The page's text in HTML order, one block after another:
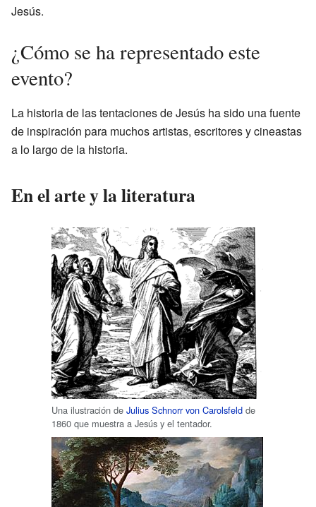
Jesús.
¿Cómo se ha representado este
evento?
La historia de las tentaciones de Jesús ha sido una fuente
de inspiración para muchos artistas, escritores y cineastas
a lo largo de la historia.
En el arte y la literatura
Una ilustración de Julius Schnorr von Carolsfeld de
1860 que muestra a Jesús y el tentador.